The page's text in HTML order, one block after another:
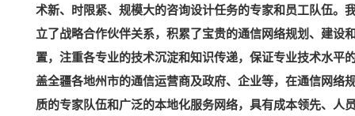
术新、时限紧、规模大的咨询设计任务的专家和员工队伍。
立了战略合作伙伴关系，积累了宝贵的通信网络规划、建设
置，注重各专业的技术沉淀和知识传递，保证专业技术水平
盖全疆各地州市的通信运营商及政府、企业等，在通信网络
质的专家队伍和广泛的本地化服务网络，具有成本领先、人